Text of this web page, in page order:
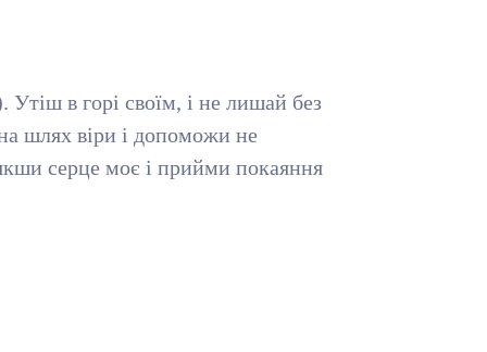
Утіш в горі своїм, і не лишай без
на шлях віри і допоможи не
серце моє і прийми покаяння